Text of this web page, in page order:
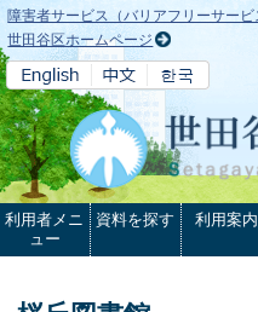
本文へ
障害者サービス（バリアフリーサービ
世田谷区ホームページ
利用者メニ
ュー
資料を探す 利用案内